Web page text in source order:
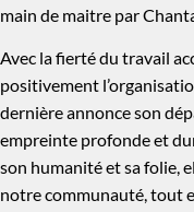
main de maitre par
Avec la fierté du travail
positivement
dernière annonce son
empreinte profonde et
son humanité et sa folie,
notre communauté, tout